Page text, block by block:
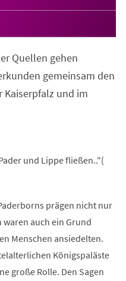
Quellen gehen
gemeinsam den
und im
und Lippe fließen.."(
prägen nicht nur
auch ein Grund
Menschen ansiedelten.
Königspaläste
große Rolle. Den Sagen